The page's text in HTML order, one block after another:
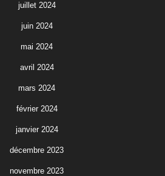
juillet 2024
juin 2024
mai 2024
avril 2024
mars 2024
février 2024
janvier 2024
décembre 2023
novembre 2023